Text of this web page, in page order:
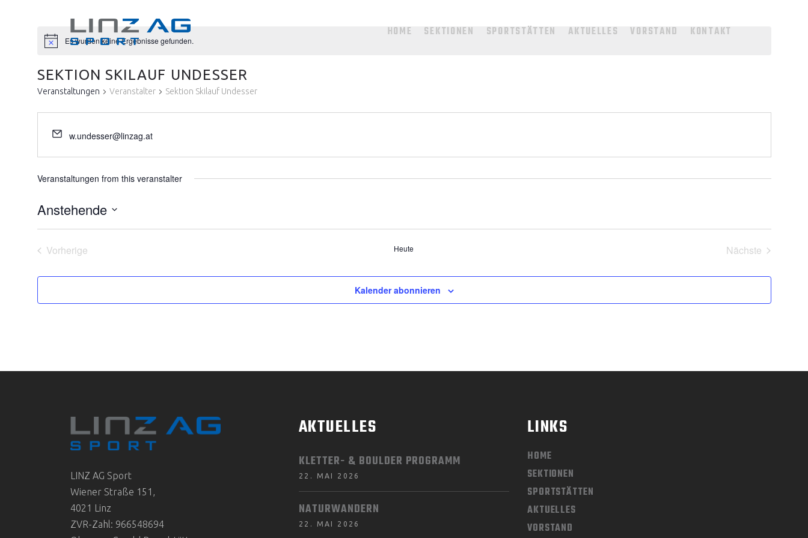
HOME SEKTIONEN SPORTSTÄTTEN AKTUELLES VORSTAND KONTAKT
Es wurden keine Ergebnisse gefunden.
SEKTION SKILAUF UNDESSER
Veranstaltungen Veranstalter Sektion Skilauf Undesser
w.undesser@linzag.at
Veranstaltungen from this veranstalter
Anstehende
Datum
Vorherige
Heute
Nächste
Kalender abonnieren
LINZ AG Sport
Wiener Straße 151,
4021 Linz
ZVR-Zahl: 966548694
AKTUELLES
KLETTER- & BOULDER PROGRAMM
22. MAI 2026
NATURWANDERN
22. MAI 2026
LINKS
HOME
SEKTIONEN
SPORTSTÄTTEN
AKTUELLES
VORSTAND